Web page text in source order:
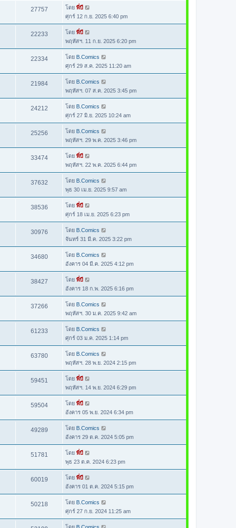
27757 โดย พี่บี
ศุกร์ 12 ก.ย. 2025 6:40 pm
22233 โดย พี่บี
พฤหัสฯ. 11 ก.ย. 2025 6:20 pm
22334 โดย B.Comics
ศุกร์ 29 ส.ค. 2025 11:20 am
21984 โดย B.Comics
พฤหัสฯ. 07 ส.ค. 2025 3:45 pm
24212 โดย B.Comics
ศุกร์ 27 มิ.ย. 2025 10:24 am
25256 โดย B.Comics
พฤหัสฯ. 29 พ.ค. 2025 3:46 pm
33474 โดย พี่บี
พฤหัสฯ. 22 พ.ค. 2025 6:44 pm
37632 โดย B.Comics
พุธ 30 เม.ย. 2025 9:57 am
38536 โดย พี่บี
ศุกร์ 18 เม.ย. 2025 6:23 pm
30976 โดย B.Comics
จันทร์ 31 มี.ค. 2025 3:22 pm
34680 โดย B.Comics
อังคาร 04 มี.ค. 2025 4:12 pm
38427 โดย พี่บี
อังคาร 18 ก.พ. 2025 6:16 pm
37266 โดย B.Comics
พฤหัสฯ. 30 ม.ค. 2025 9:42 am
61233 โดย B.Comics
ศุกร์ 03 ม.ค. 2025 1:14 pm
63780 โดย B.Comics
พฤหัสฯ. 28 พ.ย. 2024 2:15 pm
59451 โดย พี่บี
พฤหัสฯ. 14 พ.ย. 2024 6:29 pm
59504 โดย พี่บี
อังคาร 05 พ.ย. 2024 6:34 pm
49289 โดย B.Comics
อังคาร 29 ต.ค. 2024 5:05 pm
51781 โดย พี่บี
พุธ 23 ต.ค. 2024 6:23 pm
60019 โดย พี่บี
อังคาร 01 ต.ค. 2024 5:15 pm
50218 โดย B.Comics
ศุกร์ 27 ก.ย. 2024 11:25 am